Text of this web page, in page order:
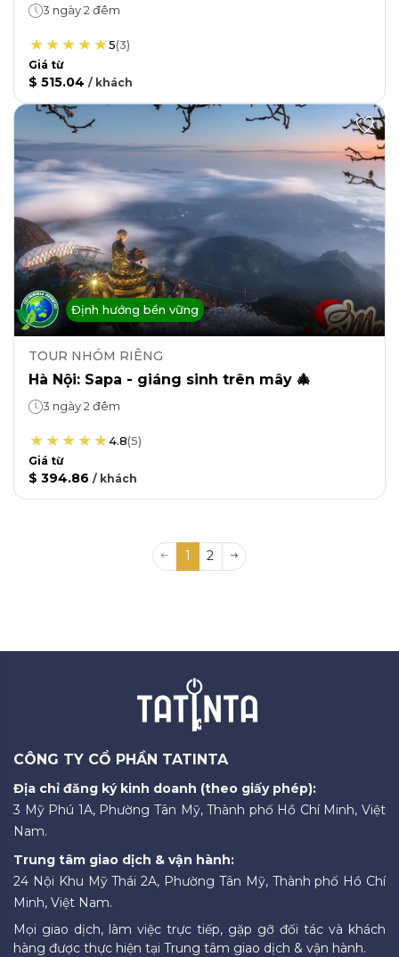
3 ngày 2 đêm
5(3)
Giá từ
$ 515.04 / khách
Định hướng bền vững
TOUR NHÓM RIÊNG
Hà Nội: Sapa - giáng sinh trên mây 🎄
3 ngày 2 đêm
4.8(5)
Giá từ
$ 394.86 / khách
1 2
CÔNG TY CỔ PHẦN TATINTA
Địa chỉ đăng ký kinh doanh (theo giấy phép):
3 Mỹ Phú 1A, Phường Tân Mỹ, Thành phố Hồ Chí Minh, Việt
Nam.
Trung tâm giao dịch & vận hành:
24 Nội Khu Mỹ Thái 2A, Phường Tân Mỹ, Thành phố Hồ Chí
Minh, Việt Nam.
Mọi giao dịch, làm việc trực tiếp, gặp gỡ đối tác và khách
hàng được thực hiện tại Trung tâm giao dịch & vận hành.